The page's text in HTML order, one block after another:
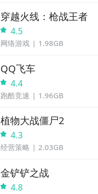
穿越火线：枪战王者
4.5
网络游戏 1.98GB
QQ飞车
4.4
跑酷竞速 1.96GB
植物大战僵尸2
4.3
经营策略 2.03GB
金铲铲之战
4.8